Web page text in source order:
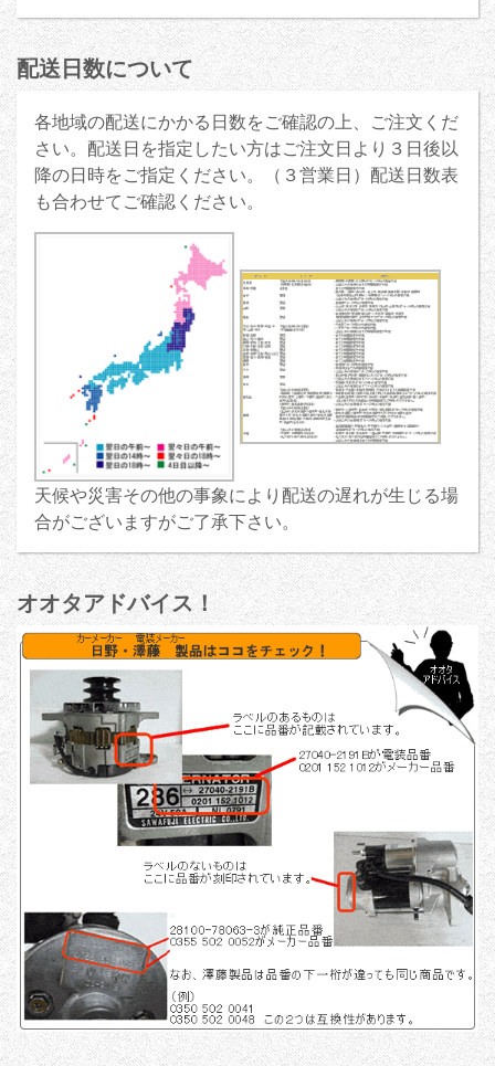
配送日数について
各地域の配送にかかる日数をご確認の上、ご注文くだ
さい。配送日を指定したい方はご注文日より３日後以
降の日時をご指定ください。（３営業日）配送日数表
も合わせてご確認ください。
天候や災害その他の事象により配送の遅れが生じる場
合がございますがご了承下さい。
オオタアドバイス！